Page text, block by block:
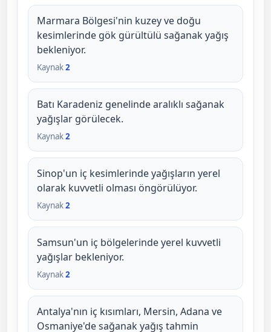
Marmara Bölgesi'nin kuzey ve doğu
kesimlerinde gök gürültülü sağanak yağış
bekleniyor.
Kaynak2
Batı Karadeniz genelinde aralıklı sağanak
yağışlar görülecek.
Kaynak2
Sinop'un iç kesimlerinde yağışların yerel
olarak kuvvetli olması öngörülüyor.
Kaynak2
Samsun'un iç bölgelerinde yerel kuvvetli
yağışlar bekleniyor.
Kaynak2
Antalya'nın iç kısımları, Mersin, Adana ve
Osmaniye'de sağanak yağış tahmin